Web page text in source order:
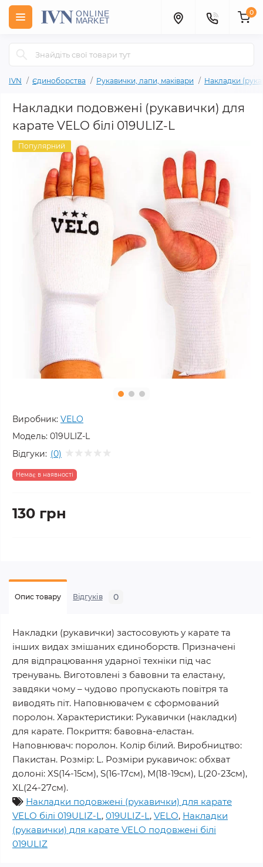
0
IVN Єдиноборства Рукавички, лапи, маківари Накладки
Накладки подовжені (рукавички) для
карате VELO білі 019ULIZ-L
Популярний
Виробник: VELO
Модель: 019ULIZ-L
Відгуки: (0)
Немає в наявності
130 грн
Опис товару Відгуків 0
Накладки (рукавички) застосовують у карате та
інших видах змішаних єдиноборств. Призначені
для відпрацювання ударної техніки під час
тренувань. Виготовлені з бавовни та еластану,
завдяки чому – чудово пропускають повітря та
виводять піт. Наповнювачем є сформований
поролон. Характеристики: Рукавички (накладки)
для карате. Покриття: бавовна-еластан.
Наповнювач: поролон. Колір білий. Виробництво:
Пакистан. Розмір: L. Розміри рукавичок: обхват
долоні: XS(14-15см), S(16-17см), M(18-19см), L(20-23см),
XL(24-27см).
Накладки подовжені (рукавички) для карате
VELO білі 019ULIZ-L, 019ULIZ-L, VELO, Накладки
(рукавички) для карате VELO подовжені білі
019ULIZ